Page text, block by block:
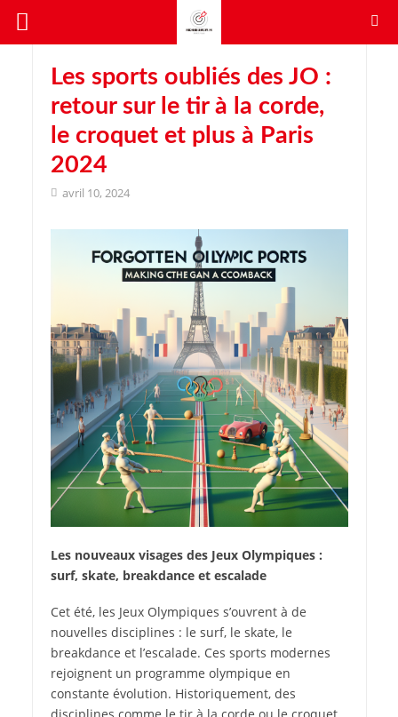
Les sports oubliés des JO :
retour sur le tir à la corde,
le croquet et plus à Paris
2024
avril 10, 2024
Les nouveaux visages des Jeux Olympiques :
surf, skate, breakdance et escalade
Cet été, les Jeux Olympiques s’ouvrent à de
nouvelles disciplines : le surf, le skate, le
breakdance et l’escalade. Ces sports modernes
rejoignent un programme olympique en
constante évolution. Historiquement, des